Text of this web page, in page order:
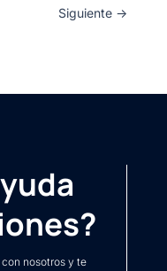
Siguiente →
nosotros y te